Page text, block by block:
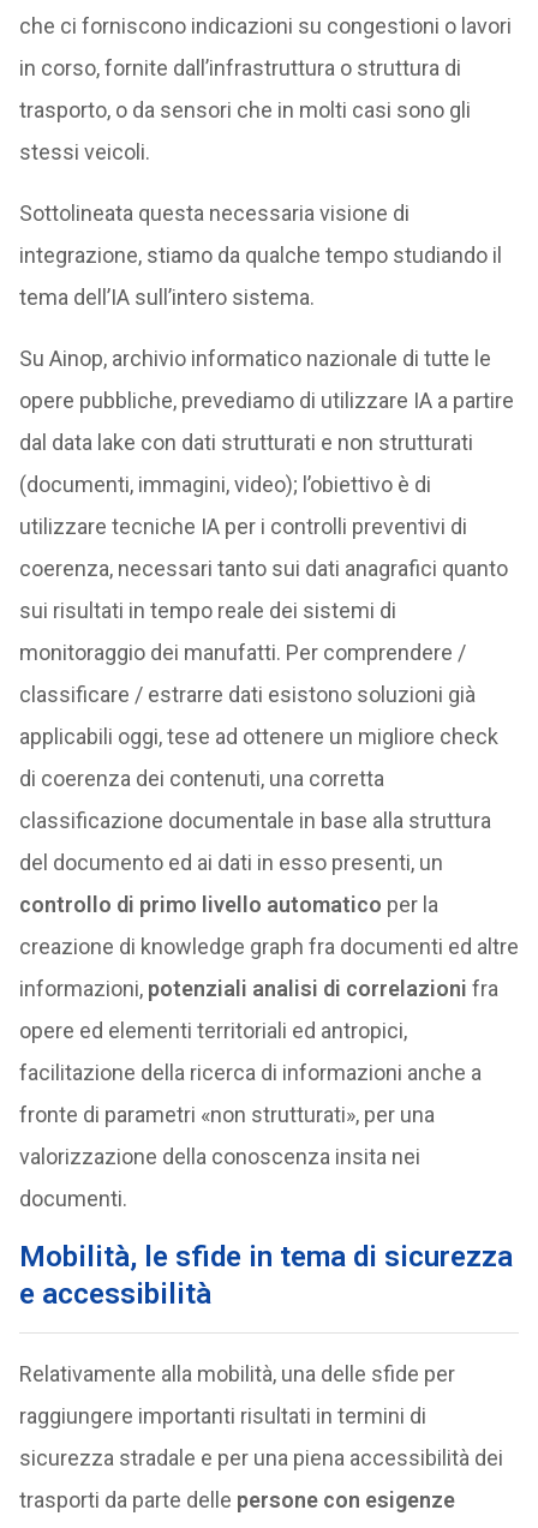
che ci forniscono indicazioni su congestioni o lavori
in corso, fornite dall’infrastruttura o struttura di
trasporto, o da sensori che in molti casi sono gli
stessi veicoli.
Sottolineata questa necessaria visione di
integrazione, stiamo da qualche tempo studiando il
tema dell’IA sull’intero sistema.
Su Ainop, archivio informatico nazionale di tutte le
opere pubbliche, prevediamo di utilizzare IA a partire
dal data lake con dati strutturati e non strutturati
(documenti, immagini, video); l’obiettivo è di
utilizzare tecniche IA per i controlli preventivi di
coerenza, necessari tanto sui dati anagrafici quanto
sui risultati in tempo reale dei sistemi di
monitoraggio dei manufatti. Per comprendere /
classificare / estrarre dati esistono soluzioni già
applicabili oggi, tese ad ottenere un migliore check
di coerenza dei contenuti, una corretta
classificazione documentale in base alla struttura
del documento ed ai dati in esso presenti, un
controllo di primo livello automatico per la
creazione di knowledge graph fra documenti ed altre
informazioni, potenziali analisi di correlazioni fra
opere ed elementi territoriali ed antropici,
facilitazione della ricerca di informazioni anche a
fronte di parametri «non strutturati», per una
valorizzazione della conoscenza insita nei
documenti.
Mobilità, le sfide in tema di sicurezza
e accessibilità
Relativamente alla mobilità, una delle sfide per
raggiungere importanti risultati in termini di
sicurezza stradale e per una piena accessibilità dei
trasporti da parte delle persone con esigenze